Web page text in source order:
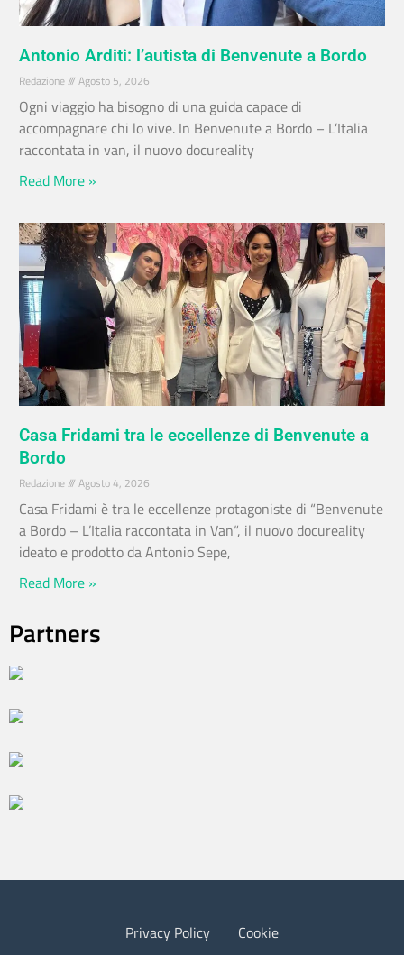
Antonio Arditi: l’autista di Benvenute a Bordo
Redazione Agosto 5, 2026
Ogni viaggio ha bisogno di una guida capace di
accompagnare chi lo vive. In Benvenute a Bordo – L’Italia
raccontata in van, il nuovo docureality
Read More »
Casa Fridami tra le eccellenze di Benvenute a
Bordo
Redazione Agosto 4, 2026
Casa Fridami è tra le eccellenze protagoniste di “Benvenute
a Bordo – L’Italia raccontata in Van“, il nuovo docureality
ideato e prodotto da Antonio Sepe,
Read More »
Partners
Privacy Policy Cookie